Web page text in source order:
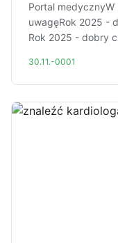
Portal
uwagęRok 2025 -
Rok 2025 - dobry
30.11.-0001